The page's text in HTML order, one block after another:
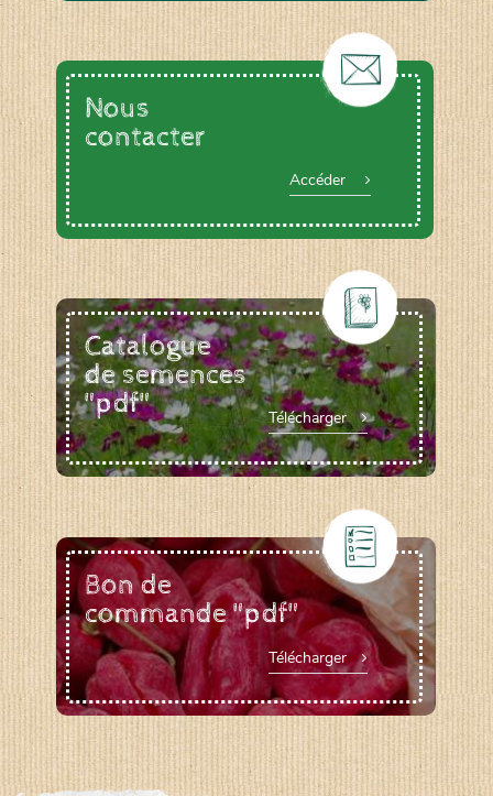
Nous
contacter
Accéder
Catalogue
de semences
"pdf"
Télécharger
Bon de
commande "pdf"
Télécharger